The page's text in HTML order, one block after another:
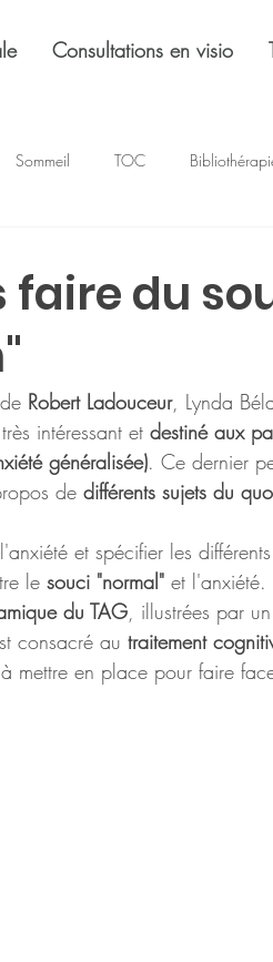
Consultations en visio
Sommeil TOC
faire du
de
Robert Ladouceur, Lynda
intéressant et destiné aux
généralisée). Ce dernier
de différents sujets du
et spécifier les différents
le souci "normal" et l'anxiété.
du TAG, illustrées par
consacré au traitement
à mettre en place pour faire